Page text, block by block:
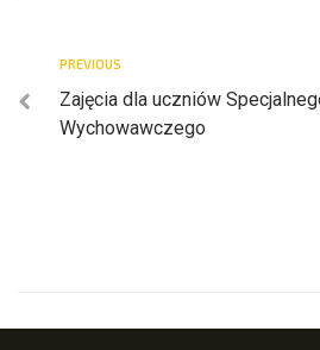
PREVIOUS
Zajęcia dla uczniów
Wychowawczego